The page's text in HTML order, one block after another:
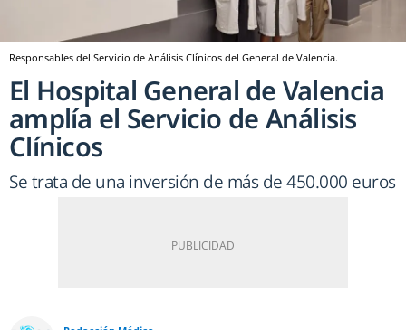
Responsables del Servicio de Análisis Clínicos del General de Valencia.
El Hospital General de Valencia
amplía el Servicio de Análisis
Clínicos
Se trata de una inversión de más de 450.000 euros